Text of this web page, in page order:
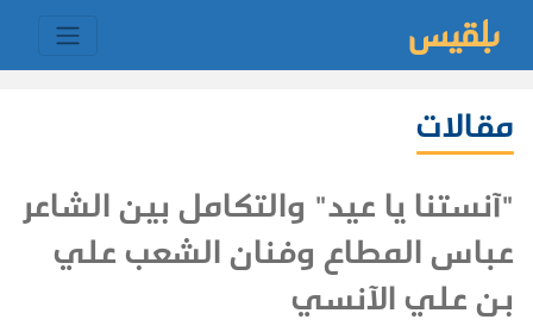
مقالات
"آنستنا يا عيد" والتكامل بين الشاعر
عباس المطاع وفنان الشعب علي
بن علي الآنسي